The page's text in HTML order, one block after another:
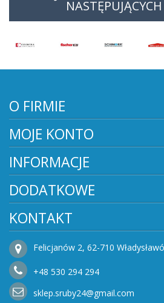
O FIRMIE
MOJE KONTO
INFORMACJE
DODATKOWE
KONTAKT
Felicjanów 2, 62-710
+48 530 294 294
sklep.sruby24@gmail.com